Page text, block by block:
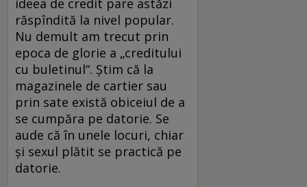
răspîndită la nivel popular.
Nu demult am trecut prin
epoca de glorie a „creditului
cu buletinul“. Ştim că la
magazinele de cartier sau
prin sate există obiceiul de a
se cumpăra pe datorie. Se
aude că în unele locuri, chiar
şi sexul plătit se practică pe
datorie.